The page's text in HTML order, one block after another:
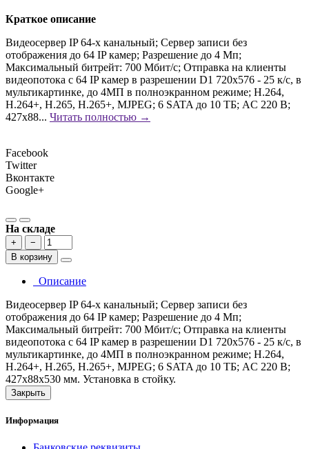
Краткое описание
Видеосервер IP 64-х канальный; Сервер записи без
отображения до 64 IP камер; Разрешение до 4 Мп;
Максимальный битрейт: 700 Мбит/с; Отправка на клиенты
видеопотока с 64 IP камер в разрешении D1 720х576 - 25 к/с, в
мультикартинке, до 4МП в полноэкранном режиме; H.264,
H.264+, H.265, H.265+, MJPEG; 6 SATA до 10 ТБ; AC 220 В;
427x88... Читать полностью →
Facebook
Twitter
Вконтакте
Google+
На складе
+
−
В корзину
Описание
Видеосервер IP 64-х канальный; Сервер записи без
отображения до 64 IP камер; Разрешение до 4 Мп;
Максимальный битрейт: 700 Мбит/с; Отправка на клиенты
видеопотока с 64 IP камер в разрешении D1 720х576 - 25 к/с, в
мультикартинке, до 4МП в полноэкранном режиме; H.264,
H.264+, H.265, H.265+, MJPEG; 6 SATA до 10 ТБ; AC 220 В;
427x88x530 мм. Установка в стойку.
Закрыть
Информация